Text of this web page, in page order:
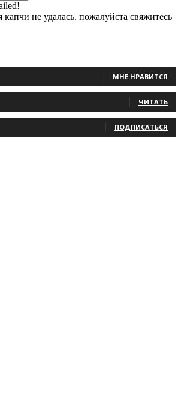
капчи не удалась. пожалуйста свяжитесь
МНЕ НРАВИТСЯ
ЧИТАТЬ
ПОДПИСАТЬСЯ